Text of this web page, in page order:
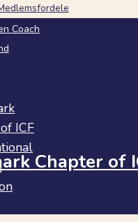
Coach
Chapter of